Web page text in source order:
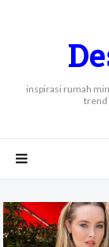
inspirasi rumah
trend